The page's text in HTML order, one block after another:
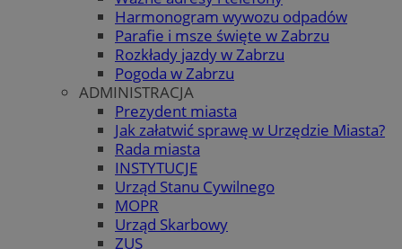
Harmonogram wywozu odpadów
Parafie i msze święte w Zabrzu
Rozkłady jazdy w Zabrzu
Pogoda w Zabrzu
ADMINISTRACJA
Prezydent miasta
Jak załatwić sprawę w Urzędzie Miasta?
Rada miasta
INSTYTUCJE
Urząd Stanu Cywilnego
MOPR
Urząd Skarbowy
ZUS